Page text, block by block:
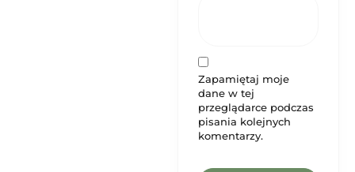
Zapamiętaj moje
dane w tej
przeglądarce podczas
pisania kolejnych
komentarzy.